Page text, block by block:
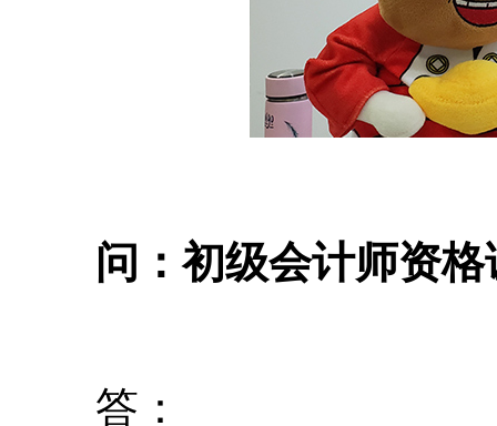
问：初级会计师资格
答：